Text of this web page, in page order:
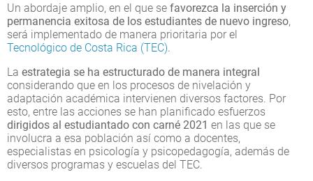
Un abordaje amplio, en el que se favorezca la inserción y
permanencia exitosa de los estudiantes de nuevo ingreso,
será implementado de manera prioritaria por el
Tecnológico de Costa Rica (TEC).
La estrategia se ha estructurado de manera integral
considerando que en los procesos de nivelación y
adaptación académica intervienen diversos factores. Por
esto, entre las acciones se han planificado esfuerzos
dirigidos al estudiantado con carné 2021 en las que se
involucra a esa población así como a docentes,
especialistas en psicología y psicopedagogía, además de
diversos programas y escuelas del TEC.